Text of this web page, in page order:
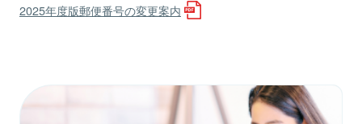
2025年度版郵便番号の変更案内